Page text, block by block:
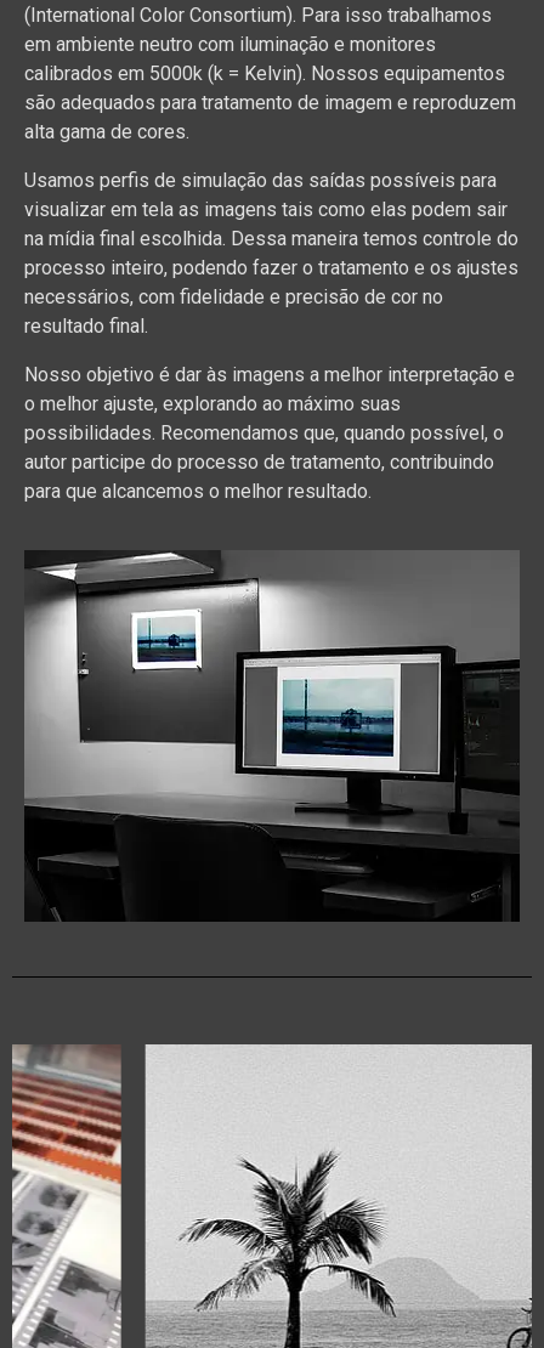
(International Color Consortium). Para isso trabalhamos
em ambiente neutro com iluminação e monitores
calibrados em 5000k (k = Kelvin). Nossos equipamentos
são adequados para tratamento de imagem e reproduzem
alta gama de cores.
Usamos perfis de simulação das saídas possíveis para
visualizar em tela as imagens tais como elas podem sair
na mídia final escolhida. Dessa maneira temos controle do
processo inteiro, podendo fazer o tratamento e os ajustes
necessários, com fidelidade e precisão de cor no
resultado final.
Nosso objetivo é dar às imagens a melhor interpretação e
o melhor ajuste, explorando ao máximo suas
possibilidades. Recomendamos que, quando possível, o
autor participe do processo de tratamento, contribuindo
para que alcancemos o melhor resultado.